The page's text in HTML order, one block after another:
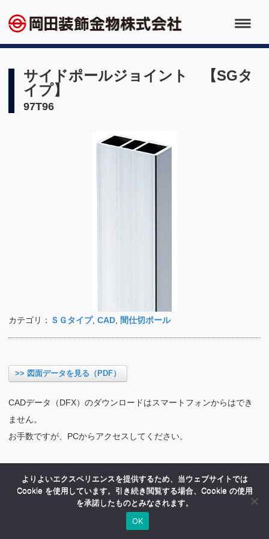
サイドポールジョイント 【SGタ
イプ】
97T96
カテゴリ： ＳＧタイプ, CAD 間仕切ポール
>> 図面データを見る（PDF）
CADデータ（DFX）のダウンロードはスマートフォンからはでき
ません。
お手数ですが、PCからアクセスしてください。
よりよいエクスペリエンスを提供するため、当ウェブサイトでは
Cookie を使用しています。引き続き閲覧する場合、Cookie の使用
を承諾したものとみなされます。
OK